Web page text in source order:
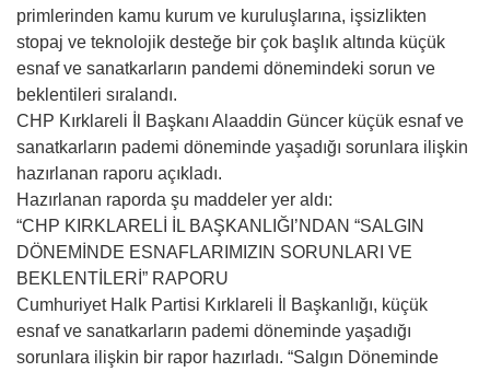
primlerinden kamu kurum ve kuruluşlarına, işsizlikten
stopaj ve teknolojik desteğe bir çok başlık altında küçük
esnaf ve sanatkarların pandemi dönemindeki sorun ve
beklentileri sıralandı.
CHP Kırklareli İl Başkanı Alaaddin Güncer küçük esnaf ve
sanatkarların pademi döneminde yaşadığı sorunlara ilişkin
hazırlanan raporu açıkladı.
Hazırlanan raporda şu maddeler yer aldı:
“CHP KIRKLARELİ İL BAŞKANLIĞI’NDAN “SALGIN
DÖNEMİNDE ESNAFLARIMIZIN SORUNLARI VE
BEKLENTİLERİ” RAPORU
Cumhuriyet Halk Partisi Kırklareli İl Başkanlığı, küçük
esnaf ve sanatkarların pademi döneminde yaşadığı
sorunlara ilişkin bir rapor hazırladı. “Salgın Döneminde